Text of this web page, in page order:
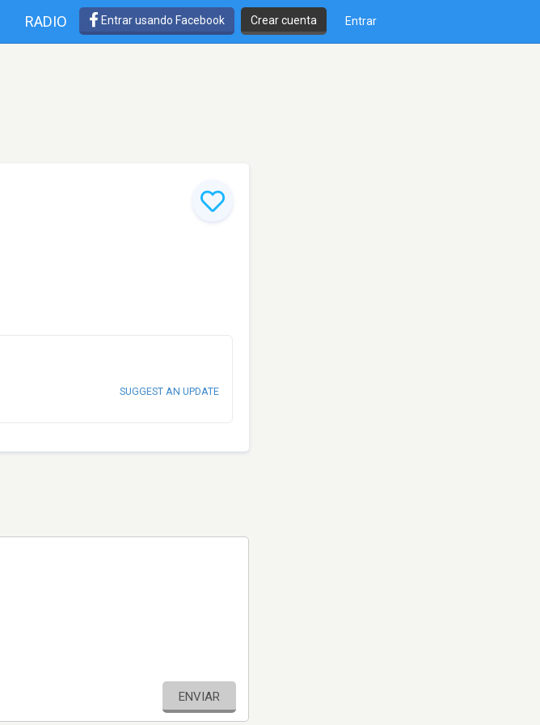
RADIO Entrar usando Facebook Crear cuenta Entrar
SUGGEST AN UPDATE
ENVIAR